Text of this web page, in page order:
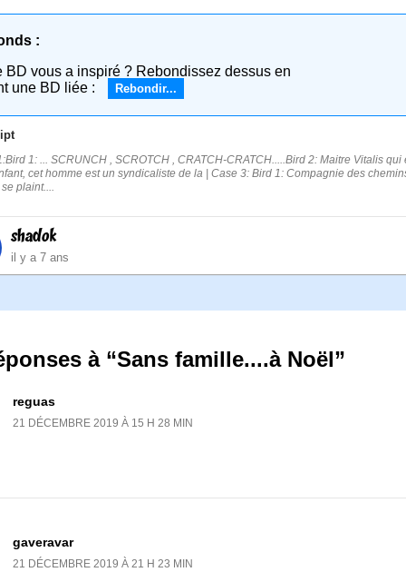
:
BD vous a inspiré ? Rebondissez dessus en
une BD liée :
Rebondir...
1: ... SCRUNCH , SCROTCH , CRATCH-CRATCH.....Bird 2: Maitre Vitalis
cet homme est un syndicaliste de la | Case 3: Bird 1: Compagnie des
plaint....
shadok
il y a 7 ans
à “Sans famille....à Noël”
reguas
21 DÉCEMBRE 2019 À 15 H 28 MIN
gaveravar
21 DÉCEMBRE 2019 À 21 H 23 MIN